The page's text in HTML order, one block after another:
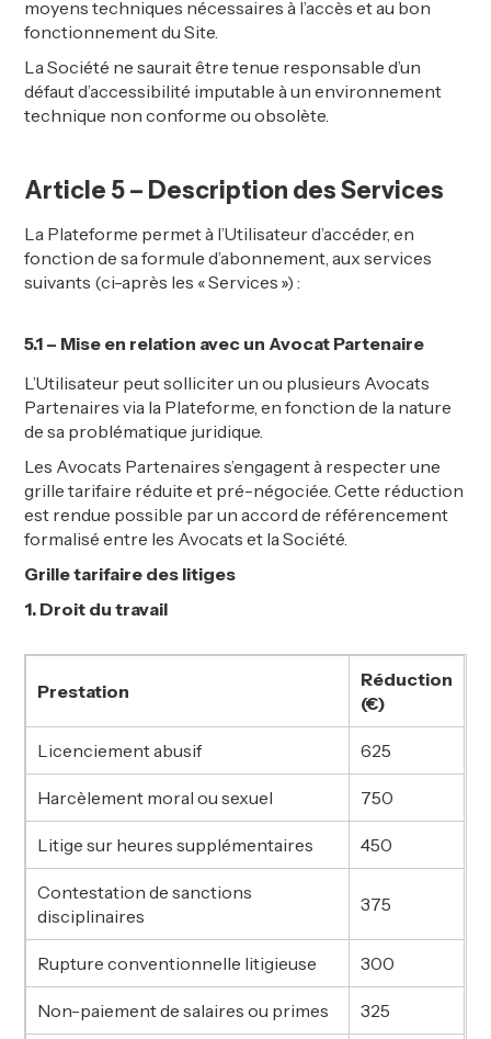
moyens techniques nécessaires à l’accès et au bon
fonctionnement du Site.
La Société ne saurait être tenue responsable d’un
défaut d’accessibilité imputable à un environnement
technique non conforme ou obsolète.
Article 5 – Description des Services
La Plateforme permet à l’Utilisateur d’accéder, en
fonction de sa formule d’abonnement, aux services
suivants (ci-après les « Services ») :
5.1 – Mise en relation avec un Avocat Partenaire
L’Utilisateur peut solliciter un ou plusieurs Avocats
Partenaires via la Plateforme, en fonction de la nature
de sa problématique juridique.
Les Avocats Partenaires s’engagent à respecter une
grille tarifaire réduite et pré-négociée. Cette réduction
est rendue possible par un accord de référencement
formalisé entre les Avocats et la Société.
Grille tarifaire des litiges
1. Droit du travail
Prestation
Réduction
(€)
Licenciement abusif 625
Harcèlement moral ou sexuel 750
Litige sur heures supplémentaires 450
Contestation de sanctions
disciplinaires
375
Rupture conventionnelle litigieuse 300
Non-paiement de salaires ou primes 325